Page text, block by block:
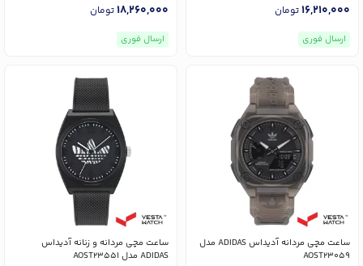
16,210,000تومان
ارسال فوری
18,260,000تومان
ارسال فوری
ساعت مچی مردانه آدیداس ADIDAS مدل
AOST23059
ساعت مچی مردانه و زنانه آدیداس
ADIDAS مدل AOST23551